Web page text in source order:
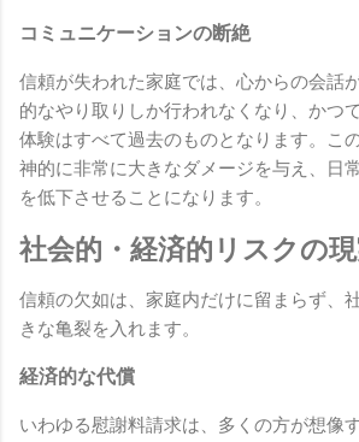
コミュニケーションの断絶
信頼が失われた家庭では、心からの会話
的なやり取りしか行われなくなり、かつ
体験はすべて過去のものとなります。こ
神的に非常に大きなダメージを与え、日
を低下させることになります。
社会的・経済的リスクの
信頼の欠如は、家庭内だけに留まらず、
きな亀裂を入れます。
経済的な代償
いわゆる慰謝料請求は、多くの方が想像